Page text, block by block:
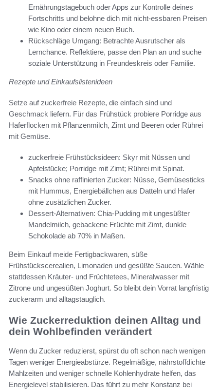
Ernährungstagebuch oder Apps zur Kontrolle deines
Fortschritts und belohne dich mit nicht-essbaren Preisen
wie Kino oder einem neuen Buch.
Rückschläge Umgang: Betrachte Ausrutscher als
Lernchance. Reflektiere, passe den Plan an und suche
soziale Unterstützung in Freundeskreis oder Familie.
Rezepte und Einkaufslistenideen
Setze auf zuckerfreie Rezepte, die einfach sind und
Geschmack liefern. Für das Frühstück probiere Porridge aus
Haferflocken mit Pflanzenmilch, Zimt und Beeren oder Rührei
mit Gemüse.
zuckerfreie Frühstücksideen: Skyr mit Nüssen und
Apfelstücke; Porridge mit Zimt; Rührei mit Spinat.
Snacks ohne raffinierten Zucker: Nüsse, Gemüsesticks
mit Hummus, Energiebällchen aus Datteln und Hafer
ohne zusätzlichen Zucker.
Dessert-Alternativen: Chia-Pudding mit ungesüßter
Mandelmilch, gebackene Früchte mit Zimt, dunkle
Schokolade ab 70% in Maßen.
Beim Einkauf meide Fertigbackwaren, süße
Frühstückscerealien, Limonaden und gesüßte Saucen. Wähle
stattdessen Kräuter- und Früchtetees, Mineralwasser mit
Zitrone und ungesüßten Joghurt. So bleibt dein Vorrat langfristig
zuckerarm und alltagstauglich.
Wie Zuckerreduktion deinen Alltag und
dein Wohlbefinden verändert
Wenn du Zucker reduzierst, spürst du oft schon nach wenigen
Tagen weniger Energieabstürze. Regelmäßige, nährstoffdichte
Mahlzeiten und weniger schnelle Kohlenhydrate helfen, das
Energielevel stabilisieren. Das führt zu mehr Konstanz bei